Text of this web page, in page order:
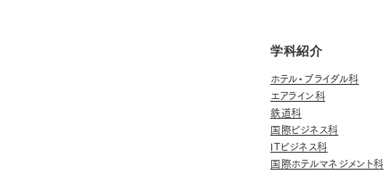
学科紹介
ホテル・ブライダル科
エアライン科
鉄道科
国際ビジネス科
ITビジネス科
国際ホテルマネジメント科